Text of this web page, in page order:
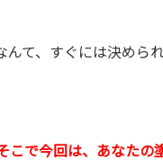
て、すぐには決められ
こで今回は、あなたの